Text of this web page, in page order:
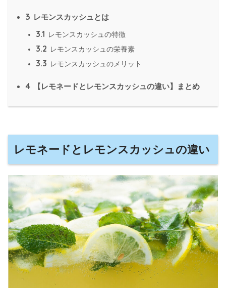
3 レモンスカッシュとは
3.1 レモンスカッシュの特徴
3.2 レモンスカッシュの栄養素
3.3 レモンスカッシュのメリット
4 【レモネードとレモンスカッシュの違い】まとめ
レモネードとレモンスカッシュの違い